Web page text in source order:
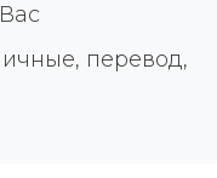
перевод,